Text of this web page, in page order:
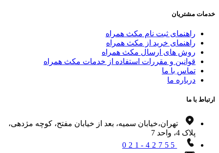
مشتریان
راهنمای ثبت نام مکث همراه
راهنمای خرید از مکث همراه
روش های ارسال مکث همراه
قوانین و مقررات استفاده از خدمات مکث همراه
تماس با ما
درباره ما
با ما
تهران،خیابان سمیه، بعد از خیابان مفتح، کوچه مژدهی،
پلاک 4، واحد 7
021-42755